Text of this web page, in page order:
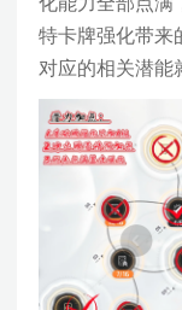
特卡牌强化带来
对应的相关潜能